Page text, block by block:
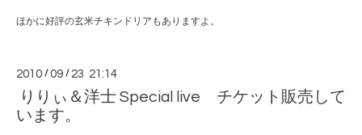
ほかに好評の玄米チキンドリアもありますよ。
2010 /09 / 23 21:14
りりぃ＆洋士 Special live チケット販売して
います。